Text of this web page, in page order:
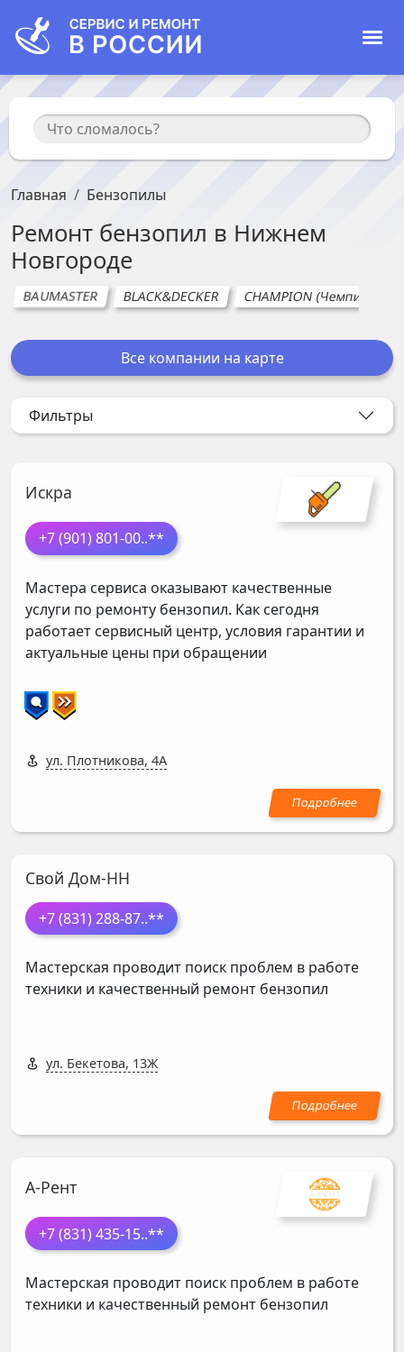
Главная Бензопилы
Ремонт бензопил в Нижнем
Новгороде
BAUMASTER BLACK&DECKER CHAMPION (Чемпион)
Все компании на карте
Фильтры
Искра
+7 (901) 801-00..**
Мастера сервиса оказывают качественные
услуги по ремонту бензопил. Как сегодня
работает сервисный центр, условия гарантии и
актуальные цены при обращении
ул. Плотникова, 4А
Свой Дом-НН
+7 (831) 288-87..**
Мастерская проводит поиск проблем в работе
техники и качественный ремонт бензопил
ул. Бекетова, 13Ж
А-Рент
+7 (831) 435-15..**
Мастерская проводит поиск проблем в работе
техники и качественный ремонт бензопил